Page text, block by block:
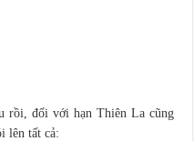
rồi, đối với hạn Thiên La cũng
lên tất cả: